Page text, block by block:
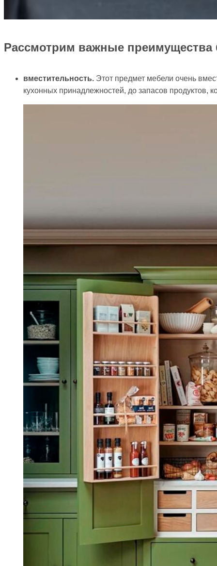
Рассмотрим важные преимущества
вместительность. Этот предмет мебели очень
кухонных принадлежностей, до запасов продуктов,